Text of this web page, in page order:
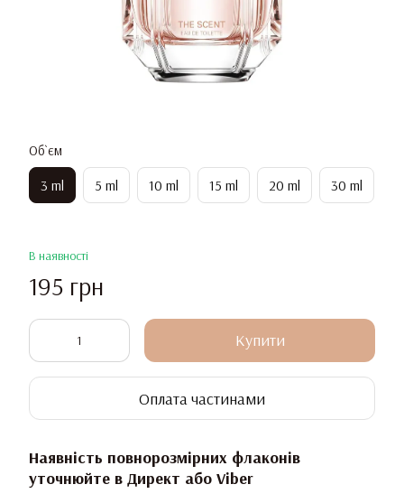
Об`єм
3 ml 5 ml 10 ml 15 ml 20 ml 30 ml
В наявності
195 грн
Купити
Оплата частинами
Наявність повнорозмірних флаконів
уточнюйте в Директ або Viber